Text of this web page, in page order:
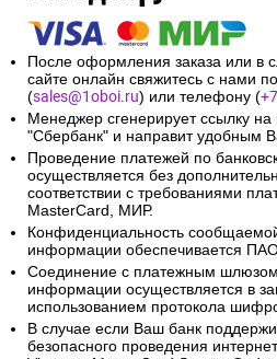
После оформления заказа или в
сайте онлайн свяжитесь с нами
(sales@1oboi.ru) или телефону (
Менеджер сгенерирует ссылку
"Сбербанк" и направит удобным
Проведение платежей по
осуществляется без
соответствии с требованиями
MasterCard, МИР.
Конфиденциальность
информации обеспечивается
Соединение с платежным
информации осуществляется в
использованием протокола
В случае если Ваш банк
безопасного проведения